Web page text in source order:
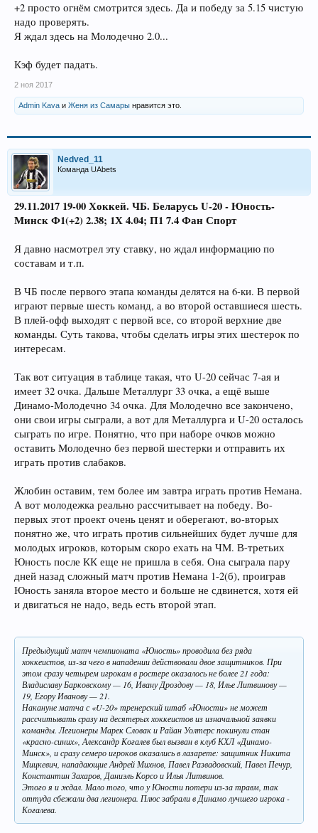
+2 просто огнём смотрится здесь. Да и победу за 5.15 чистую
надо проверять.
Я ждал здесь на Молодечно 2.0...
Кэф будет падать.
2 ноя 2017
Admin Kava и Женя из Самары нравится это.
Nedved_11
Команда UAbets
29.11.2017 19-00 Хоккей. ЧБ. Беларусь U-20 - Юность-
Минск Ф1(+2) 2.38; 1Х 4.04; П1 7.4 Фан Спорт
Я давно насмотрел эту ставку, но ждал информацию по
составам и т.п.
В ЧБ после первого этапа команды делятся на 6-ки. В первой
играют первые шесть команд, а во второй оставшиеся шесть.
В плей-офф выходят с первой все, со второй верхние две
команды. Суть такова, чтобы сделать игры этих шестерок по
интересам.
Так вот ситуация в таблице такая, что U-20 сейчас 7-ая и
имеет 32 очка. Дальше Металлург 33 очка, а ещё выше
Динамо-Молодечно 34 очка. Для Молодечно все закончено,
они свои игры сыграли, а вот для Металлурга и U-20 осталось
сыграть по игре. Понятно, что при наборе очков можно
оставить Молодечно без первой шестерки и отправить их
играть против слабаков.
Жлобин оставим, тем более им завтра играть против Немана.
А вот молодежка реально рассчитывает на победу. Во-
первых этот проект очень ценят и оберегают, во-вторых
понятно же, что играть против сильнейших будет лучше для
молодых игроков, которым скоро ехать на ЧМ. В-третьих
Юность после КК еще не пришла в себя. Она сыграла пару
дней назад сложный матч против Немана 1-2(б), проиграв
Юность заняла второе место и больше не сдвинется, хотя ей
и двигаться не надо, ведь есть второй этап.
Предыдущий матч чемпионата «Юность» проводила без ряда
хоккеистов, из-за чего в нападении действовали двое защитников. При
этом сразу четырем игрокам в ростере оказалось не более 21 года:
Владиславу Барковскому — 16, Ивану Дроздову — 18, Илье Литвинову —
19, Егору Иванову — 21.
Накануне матча с «U-20» тренерский штаб «Юности» не может
рассчитывать сразу на десятерых хоккеистов из изначальной заявки
команды. Легионеры Марек Словак и Райан Уолтерс покинули стан
«красно-синих», Александр Когалев был вызван в клуб КХЛ «Динамо-
Минск», и сразу семеро игроков оказались в лазарете: защитник Никита
Мицкевич, нападающие Андрей Михнов, Павел Развадовский, Павел Печур,
Константин Захаров, Даниэль Корсо и Илья Литвинов.
Этого я и ждал. Мало того, что у Юности потери из-за травм, так
оттуда сбежали два легионера. Плюс забрали в Динамо лучшего игрока -
Когалева.